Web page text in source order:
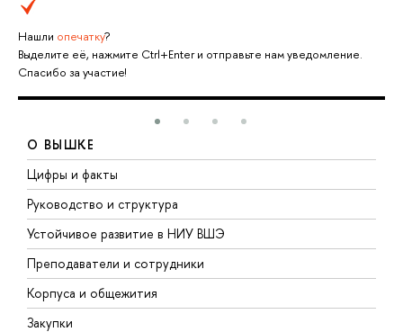
Нашли опечатку?
Выделите её, нажмите Ctrl+Enter и отправьте нам уведомление.
Спасибо за участие!
О ВЫШКЕ
Цифры и факты
Руководство и структура
Устойчивое развитие в НИУ ВШЭ
Преподаватели и сотрудники
Корпуса и общежития
Закупки